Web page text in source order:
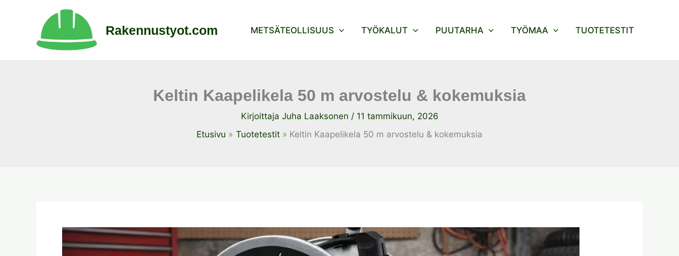
Rakennustyot.com METSÄTEOLLISUUS TYÖKALUT PUUTARHA TYÖMAA TUOTETESTIT
Keltin Kaapelikela 50 m arvostelu & kokemuksia
Kirjoittaja Juha Laaksonen / 11 tammikuun, 2026
Etusivu
Tuotetestit Keltin Kaapelikela 50 m arvostelu & kokemuksia